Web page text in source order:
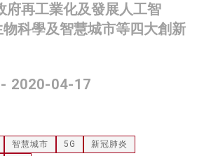
府再工業化及發展人工智
科學及智慧城市等四大創新
- 2020-04-17
智慧城市 5G
新冠肺炎